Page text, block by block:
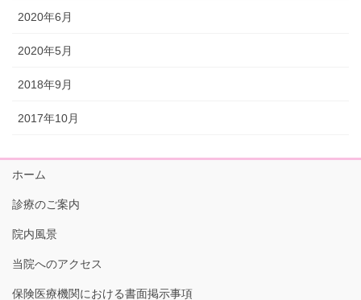
2020年6月
2020年5月
2018年9月
2017年10月
ホーム
診療のご案内
院内風景
当院へのアクセス
保険医療機関における書面掲示事項